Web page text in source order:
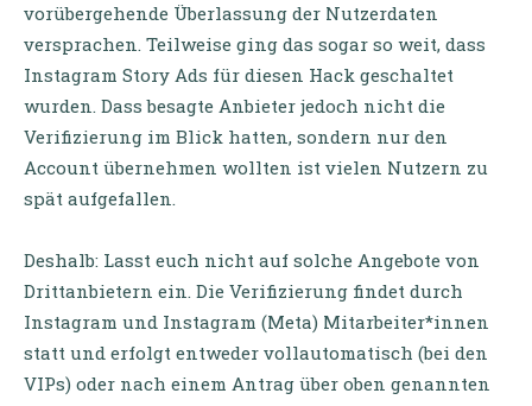
vorübergehende Überlassung der Nutzerdaten
versprachen. Teilweise ging das sogar so weit, dass
Instagram Story Ads für diesen Hack geschaltet
wurden. Dass besagte Anbieter jedoch nicht die
Verifizierung im Blick hatten, sondern nur den
Account übernehmen wollten ist vielen Nutzern zu
spät aufgefallen.
Deshalb: Lasst euch nicht auf solche Angebote von
Drittanbietern ein. Die Verifizierung findet durch
Instagram und Instagram (Meta) Mitarbeiter*innen
statt und erfolgt entweder vollautomatisch (bei den
VIPs) oder nach einem Antrag über oben genannten